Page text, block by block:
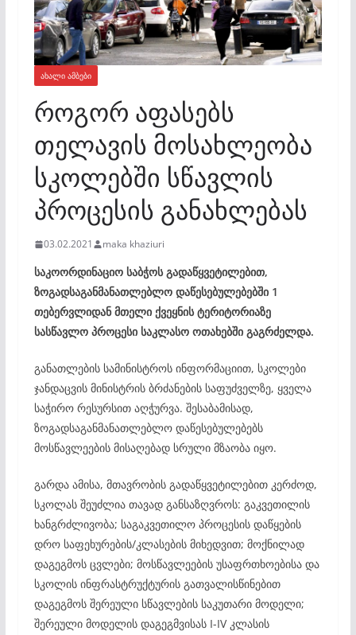
ᲐᲮᲐᲚᲘ ᲐᲛᲑᲔᲑᲘ
როგორ აფასებს
თელავის მოსახლეობა
სკოლებში სწავლის
პროცესის განახლებას
03.02.2021 maka khaziuri
საკოორდინაციო საბჭოს გადაწყვეტილებით,
ზოგადსაგანმანათლებლო დაწესებულებებში 1
თებერვლიდან მთელი ქვეყნის ტერიტორიაზე
სასწავლო პროცესი საკლასო ოთახებში გაგრძელდა.
განათლების სამინისტროს ინფორმაციით, სკოლები
ჯანდაცვის მინისტრის ბრძანების საფუძველზე, ყველა
საჭირო რესურსით აღჭურვა. შესაბამისად,
ზოგადსაგანმანათლებლო დაწესებულებებს
მოსწავლეების მისაღებად სრული მზაობა იყო.
გარდა ამისა, მთავრობის გადაწყვეტილებით კერძოდ,
სკოლას შეუძლია თავად განსაზღვროს: გაკვეთილის
ხანგრძლივობა; საგაკვეთილო პროცესის დაწყების
დრო საფეხურების/კლასების მიხედვით; მოქნილად
დაგეგმოს ცვლები; მოსწავლეების უსაფრთხოებისა და
სკოლის ინფრასტრუქტურის გათვალისწინებით
დაგეგმოს შერეული სწავლების საკუთარი მოდელი;
შერეული მოდელის დაგეგმვისას I-IV კლასის